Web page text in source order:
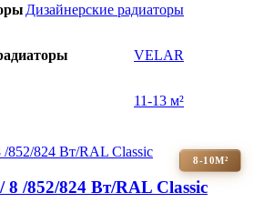
Дизайнерские радиаторы
VELAR
11-13 м²
8-10М²
/852/824 Вт/RAL Classic